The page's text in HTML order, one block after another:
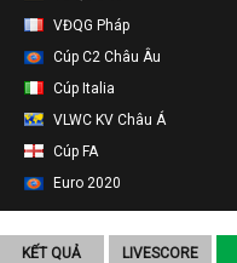
VĐQG Pháp
Cúp C2 Châu Âu
Cúp Italia
VLWC KV Châu Á
Cúp FA
Euro 2020
KẾT QUẢ LIVESCORE